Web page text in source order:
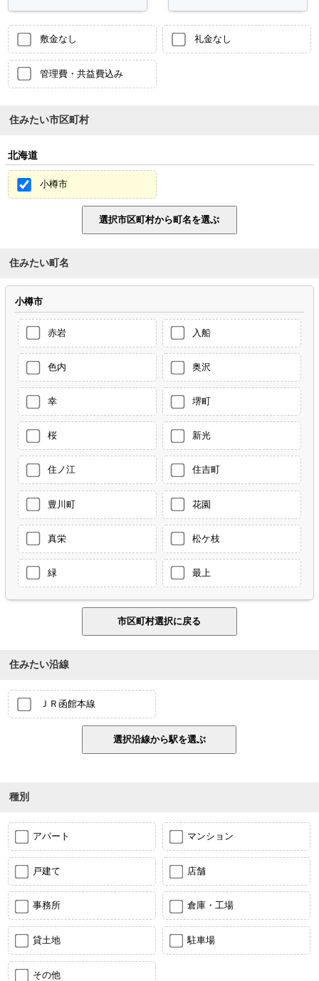
敷金なし 礼金なし
管理費・共益費込み
住みたい市区町村
北海道
小樽市
住みたい町名
小樽市
赤岩 入船
色内 奥沢
幸 堺町
桜 新光
住ノ江 住吉町
豊川町 花園
真栄 松ケ枝
緑 最上
住みたい沿線
ＪＲ函館本線
種別
アパート マンション
戸建て 店舗
事務所 倉庫・工場
貸土地 駐車場
その他